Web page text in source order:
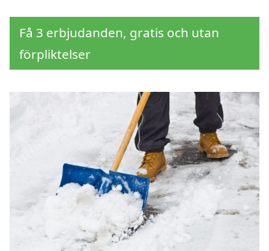
Få 3 erbjudanden, gratis och utan
förpliktelser